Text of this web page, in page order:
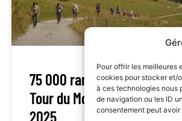
Pour offrir les meilleures
cookies pour stocker et/
à ces technologies nous
de navigation ou les ID
consentement peut
75 000 randonneurs sur le
Tour du Mont Blanc en
2025